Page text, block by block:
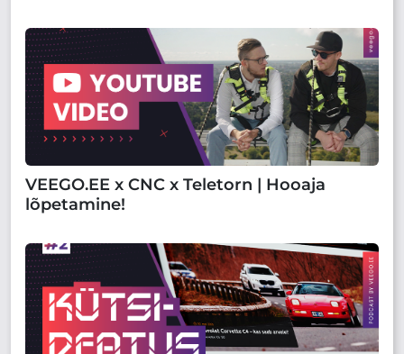
VEEGO.EE x CNC x Teletorn | Hooaja
lõpetamine!